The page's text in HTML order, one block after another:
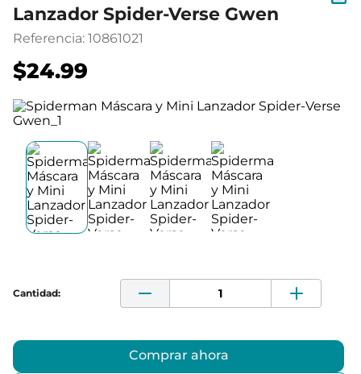
Lanzador Spider-Verse Gwen
Referencia: 10861021
$24.99
Comprar ahora